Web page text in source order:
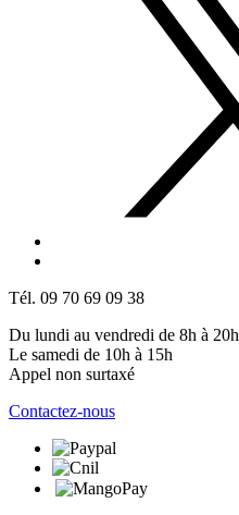
Tél. 09 70 69 09 38
Du lundi au vendredi de 8h à 20h
Le samedi de 10h à 15h
Appel non surtaxé
Contactez-nous